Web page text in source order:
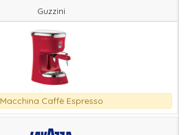
Guzzini
Macchina Caffè Espresso